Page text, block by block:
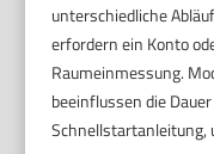
unterschiedliche
erfordern ein Konto
Raumeinmessung.
beeinflussen die
Schnellstart­anleitung,